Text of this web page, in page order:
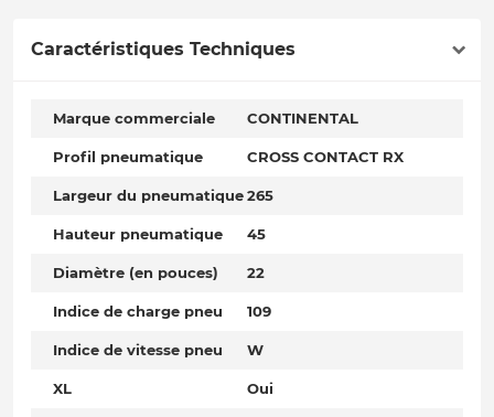
Caractéristiques Techniques
Marque commerciale CONTINENTAL
Profil pneumatique CROSS CONTACT RX
Largeur du pneumatique265
Hauteur pneumatique 45
Diamètre (en pouces) 22
Indice de charge pneu 109
Indice de vitesse pneu W
XL Oui